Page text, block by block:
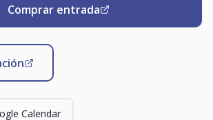
Comprar entrada
Calendar